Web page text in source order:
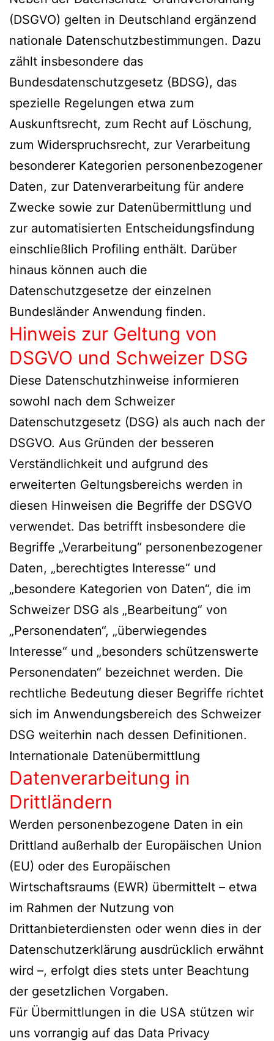
(DSGVO) gelten in Deutschland ergänzend
nationale Datenschutzbestimmungen. Dazu
zählt insbesondere das
Bundesdatenschutzgesetz (BDSG), das
spezielle Regelungen etwa zum
Auskunftsrecht, zum Recht auf Löschung,
zum Widerspruchsrecht, zur Verarbeitung
besonderer Kategorien personenbezogener
Daten, zur Datenverarbeitung für andere
Zwecke sowie zur Datenübermittlung und
zur automatisierten Entscheidungsfindung
einschließlich Profiling enthält. Darüber
hinaus können auch die
Datenschutzgesetze der einzelnen
Bundesländer Anwendung finden.
Hinweis zur Geltung von
DSGVO und Schweizer DSG
Diese Datenschutzhinweise informieren
sowohl nach dem Schweizer
Datenschutzgesetz (DSG) als auch nach der
DSGVO. Aus Gründen der besseren
Verständlichkeit und aufgrund des
erweiterten Geltungsbereichs werden in
diesen Hinweisen die Begriffe der DSGVO
verwendet. Das betrifft insbesondere die
Begriffe „Verarbeitung“ personenbezogener
Daten, „berechtigtes Interesse“ und
„besondere Kategorien von Daten“, die im
Schweizer DSG als „Bearbeitung“ von
„Personendaten“, „überwiegendes
Interesse“ und „besonders schützenswerte
Personendaten“ bezeichnet werden. Die
rechtliche Bedeutung dieser Begriffe richtet
sich im Anwendungsbereich des Schweizer
DSG weiterhin nach dessen Definitionen.
Internationale Datenübermittlung
Datenverarbeitung in
Drittländern
Werden personenbezogene Daten in ein
Drittland außerhalb der Europäischen Union
(EU) oder des Europäischen
Wirtschaftsraums (EWR) übermittelt – etwa
im Rahmen der Nutzung von
Drittanbieterdiensten oder wenn dies in der
Datenschutzerklärung ausdrücklich erwähnt
wird –, erfolgt dies stets unter Beachtung
der gesetzlichen Vorgaben.
Für Übermittlungen in die USA stützen wir
uns vorrangig auf das Data Privacy